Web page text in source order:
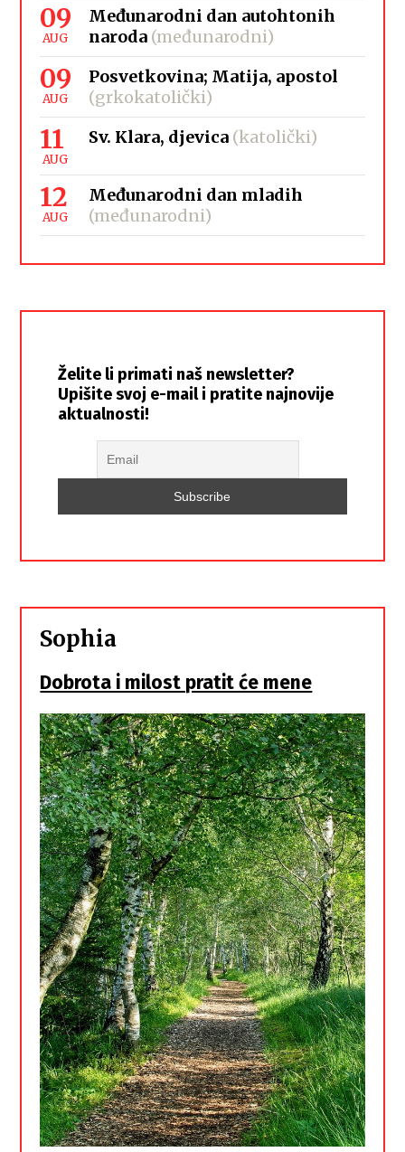
09
AUG
Međunarodni dan autohtonih
naroda (međunarodni)
09
AUG
Posvetkovina; Matija, apostol
(grkokatolički)
11
AUG
Sv. Klara, djevica (katolički)
12
AUG
Međunarodni dan mladih
(međunarodni)
Želite li primati naš newsletter?
Upišite svoj e-mail i pratite najnovije
aktualnosti!
Sophia
Dobrota i milost pratit će mene